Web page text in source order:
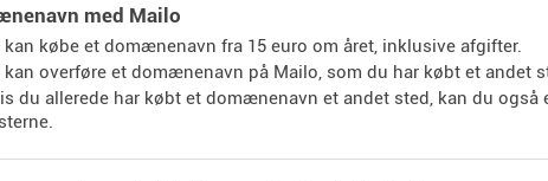
med Mailo
kan købe et domænenavn fra 15 euro om året, inklusive afgifter.
kan overføre et domænenavn på Mailo, som du har købt et andet
du allerede har købt et domænenavn et andet sted, kan du